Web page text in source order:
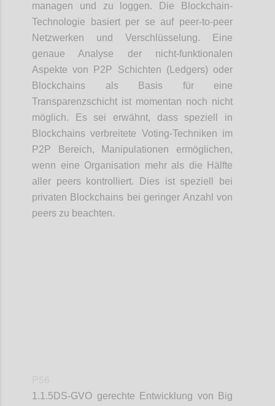
managen und zu loggen. Die Blockchain-
Technologie basiert per se auf peer-to-peer
Netzwerken und Verschlüsselung. Eine
genaue Analyse der nicht-funktionalen
Aspekte von P2P Schichten (Ledgers) oder
Blockchains als Basis für eine
Transparenzschicht ist momentan noch nicht
möglich. Es sei erwähnt, dass speziell in
Blockchains verbreitete Voting-Techniken im
P2P Bereich, Manipulationen ermöglichen,
wenn eine Organisation mehr als die Hälfte
aller peers kontrolliert. Dies ist speziell bei
privaten Blockchains bei geringer Anzahl von
peers zu beachten.
1.1.5DS-GVO gerechte Entwicklung von Big